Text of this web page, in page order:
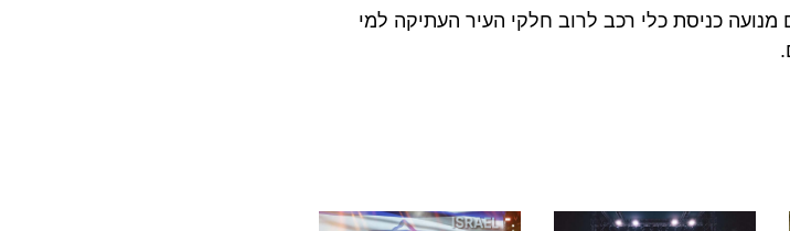
כניסת כלי רכב לרוב חלקי העיר העתיקה למי